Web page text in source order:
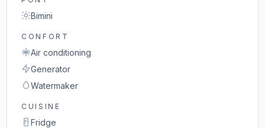
Bimini
CONFORT
Air conditioning
Generator
Watermaker
CUISINE
Fridge